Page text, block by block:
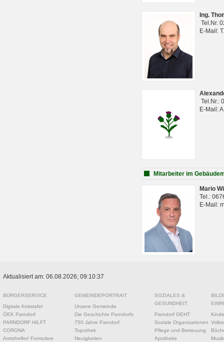
Ing.
Tel.Nr.
E-Mail:
Tel.Nr.:
E-Mail:
Mitarbeiter im
Mario
Tel.:
E-Mail:
Aktualisiert am: 06.08.2026; 09:10:37
BÜRGERSERVICE
Digitale Amtstafel
ÖEK Parndorf
PARNDORF HILFT
CORONA
Amtshelfer/ Formulare
GEMEINDEPORTRAIT
Unsere Gemeinde
Die Geschichte Parndorfs
750 Jahre Parndorf
Topothek
Neuigkeiten
SOZIALES &
GESUNDHEIT
Parndorf GEHT
Soziale Organisationen
Pflege und Betreuung
Apotheke